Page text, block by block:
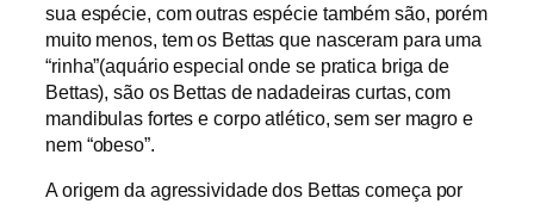
sua espécie, com outras espécie também são, porém
muito menos, tem os Bettas que nasceram para uma
“rinha”(aquário especial onde se pratica briga de
Bettas), são os Bettas de nadadeiras curtas, com
mandibulas fortes e corpo atlético, sem ser magro e
nem “obeso”.
A origem da agressividade dos Bettas começa por